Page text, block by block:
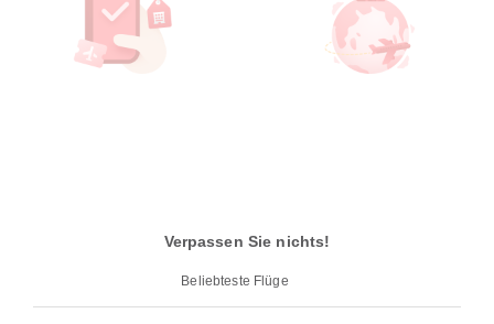
Verpassen Sie nichts!
Beliebteste Flüge